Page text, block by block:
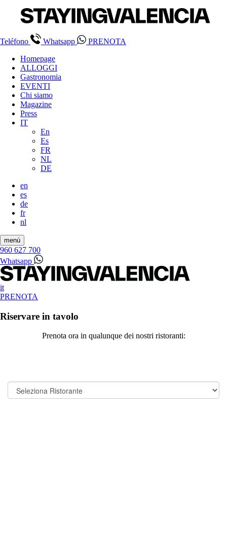
Teléfono Whatsapp
PRENOTA
Homepage
ALLOGGI
Gastronomia
EVENTI
Chi siamo
Magazine
Press
IT
En
Es
FR
NL
DE
en
es
de
fr
nl
menú
960 627 700
Whatsapp
it
PRENOTA
Riservare in tavolo
Prenota ora in qualunque dei nostri ristoranti: